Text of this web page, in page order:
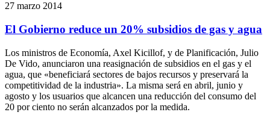
27 marzo 2014
El Gobierno reduce un 20% subsidios de gas y agua
Los ministros de Economía, Axel Kicillof, y de Planificación, Julio
De Vido, anunciaron una reasignación de subsidios en el gas y el
agua, que «beneficiará sectores de bajos recursos y preservará la
competitividad de la industria». La misma será en abril, junio y
agosto y los usuarios que alcancen una reducción del consumo del
20 por ciento no serán alcanzados por la medida.